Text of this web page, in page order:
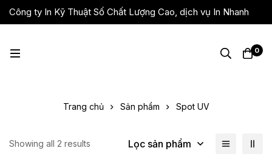
Công ty In Kỹ Thuật Số Chất Lượng Cao, dịch vụ In Nhanh
Giá Rẻ, Lấy Liền
0
Trang chủ Sản phẩm Spot UV
Showing all 2 results Lọc sản phẩm